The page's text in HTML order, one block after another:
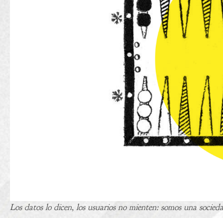
Los datos lo dicen, los usuarios no mienten: somos una